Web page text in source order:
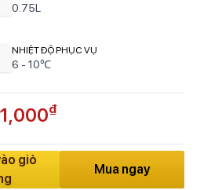
0.75L
NHIỆT ĐỘ PHỤC VỤ
6 - 10℃
₫
giỏ
Mua ngay